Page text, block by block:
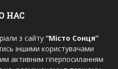
НАС
з сайту “Місто Сонця”
іншими користувачами
активним гіперпосиланням